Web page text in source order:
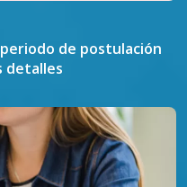
de postulación
detalles